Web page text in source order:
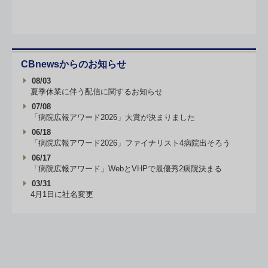
CBnewsからのお知らせ
08/03
夏季休業に伴う配信に関するお知らせ
07/08
「病院広報アワード2026」大賞が決まりました
06/18
「病院広報アワード2026」ファイナリスト4病院出そろう
06/17
「病院広報アワード」WebとVHPで最優秀2病院決まる
03/31
4月1日に社名変更